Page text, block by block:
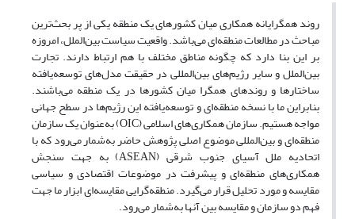
روند همگرایانه همکاری میان کشورهای یک منطقه یکی از پر بحث‌ترین
مباحث در مطالعات منطقه‌ای می‌باشد. واقعیت سیاست بین‌الملل، امروزه
بر این بنا دارد که چگونه مناطق مختلف با هم ارتباط دارند. تجارت
بین‌الملل و سایر رژیم‌های بین‌المللی در حقیقت مدل‌های توسعه‌یافته
ساختارها و روندهای همگرا میان کشورها در یک منطقه می‌باشند.
بنابراین ما با نسخه منطقه‌ای و توسعه‌یافته این رژیم‌ها در سطح جهانی
مواجه هستیم. سازمان همکاری‌های اسلامی (OIC) به‌عنوان یک سازمان
منطقه‌ای و بین‌المللی موضوع اصلی پژوهش حاضر به‌شمار می‌رود که با
اتحادیه ملل آسیای جنوب شرقی (ASEAN) به جهت سنجش
همکاری‌های منطقه‌ای و پیشرفت در موضوعات اقتصادی و سیاسی
مقایسه و مورد تحلیل قرار می‌گیرد. منطقه‌گرایی مقایسه‌ای ابزار ما جهت
فهم دو سازمان و مقایسه بین آنها به‌شمار می‌رود.